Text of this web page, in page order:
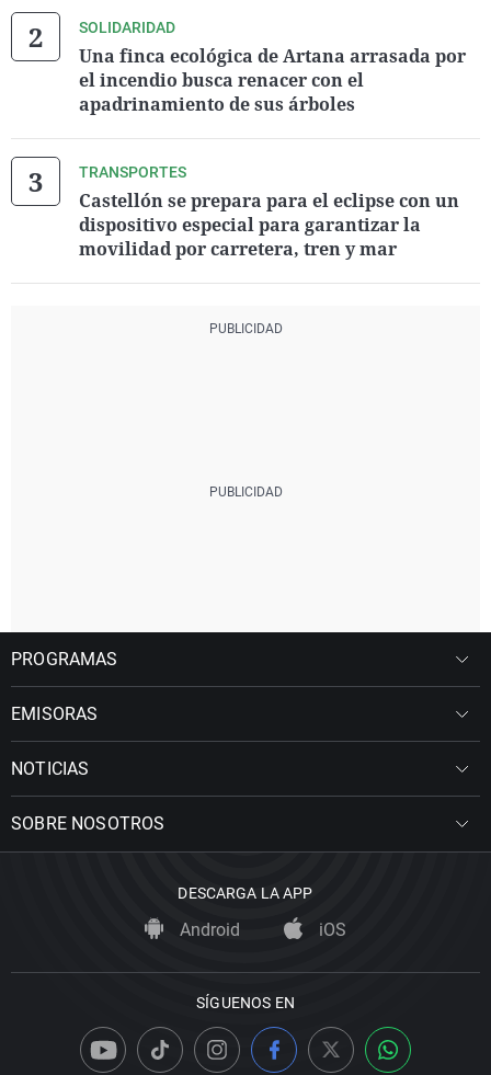
SOLIDARIDAD
Una finca ecológica de Artana arrasada por
el incendio busca renacer con el
apadrinamiento de sus árboles
TRANSPORTES
Castellón se prepara para el eclipse con un
dispositivo especial para garantizar la
movilidad por carretera, tren y mar
PROGRAMAS
EMISORAS
NOTICIAS
SOBRE NOSOTROS
DESCARGA LA APP
Android iOS
SÍGUENOS EN